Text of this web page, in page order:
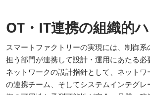
OT・IT連携の組織的
スマートファクトリーの実現には、制御系
担う部門が連携して設計・運用にあたる必
ネットワークの設計指針として、ネットワ
の連携チーム、そしてシステムインテグレ